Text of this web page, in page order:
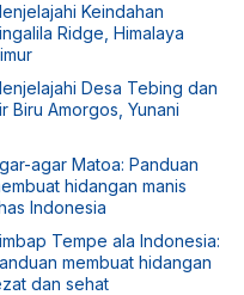
Keindahan
Ridge, Himalaya
Desa Tebing dan
Biru Amorgos, Yunani
agar Matoa: Panduan
hidangan manis
Indonesia
Tempe ala Indonesia:
membuat hidangan
dan sehat